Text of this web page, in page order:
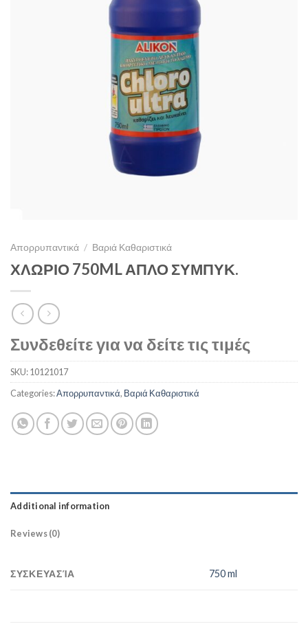
Απορρυπαντικά / Βαριά Καθαριστικά
ΧΛΩΡΙΟ 750ML ΑΠΛΟ ΣΥΜΠΥΚ.
Συνδεθείτε για να δείτε τις τιμές
SKU:10121017
Categories:Απορρυπαντικά, Βαριά Καθαριστικά
Additional information
Reviews (0)
ΣΥΣΚΕΥΑΣΊΑ 750 ml